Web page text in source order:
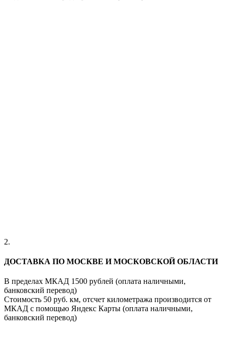
2.
ДОСТАВКА ПО МОСКВЕ И МОСКОВСКОЙ ОБЛАСТИ
В пределах МКАД 1500 рублей (оплата наличными,
банковский перевод)
Стоимость 50 руб. км, отсчет километража производится от
МКАД с помощью Яндекс Карты (оплата наличными,
банковский перевод)